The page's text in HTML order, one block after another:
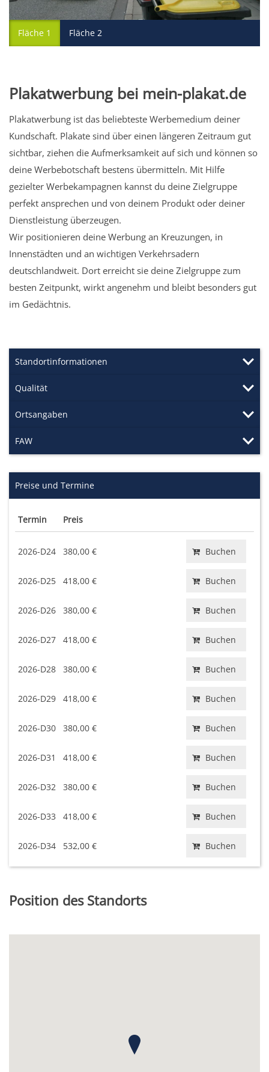
Fläche 1 Fläche 2
Plakatwerbung bei mein-plakat.de
Plakatwerbung ist das beliebteste Werbemedium deiner
Kundschaft. Plakate sind über einen längeren Zeitraum gut
sichtbar, ziehen die Aufmerksamkeit auf sich und können so
deine Werbebotschaft bestens übermitteln. Mit Hilfe
gezielter Werbekampagnen kannst du deine Zielgruppe
perfekt ansprechen und von deinem Produkt oder deiner
Dienstleistung überzeugen.
Wir positionieren deine Werbung an Kreuzungen, in
Innenstädten und an wichtigen Verkehrsadern
deutschlandweit. Dort erreicht sie deine Zielgruppe zum
besten Zeitpunkt, wirkt angenehm und bleibt besonders gut
im Gedächtnis.
Standortinformationen
Qualität
Ortsangaben
FAW
Preise und Termine
Termin Preis
2026-D24 380,00 € Buchen
2026-D25 418,00 € Buchen
2026-D26 380,00 € Buchen
2026-D27 418,00 € Buchen
2026-D28 380,00 € Buchen
2026-D29 418,00 € Buchen
2026-D30 380,00 € Buchen
2026-D31 418,00 € Buchen
2026-D32 380,00 € Buchen
2026-D33 418,00 € Buchen
2026-D34 532,00 € Buchen
Position des Standorts